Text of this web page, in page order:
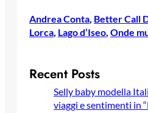
Andrea Conta, Better Call
Lorca, Lago d’Iseo, Onde
Recent Posts
Selly baby modella
viaggi e sentimenti in